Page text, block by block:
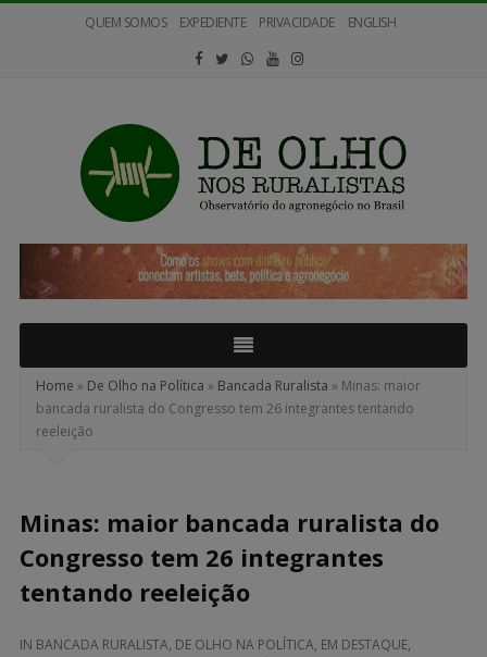
QUEM SOMOS EXPEDIENTE PRIVACIDADE ENGLISH
Olho
nos
Ruralistas
Home » De Olho na Política » Bancada Ruralista » Minas: maior
bancada ruralista do Congresso tem 26 integrantes tentando
reeleição
Minas: maior bancada ruralista do
Congresso tem 26 integrantes
tentando reeleição
IN BANCADA RURALISTA, DE OLHO NA POLÍTICA, EM DESTAQUE,